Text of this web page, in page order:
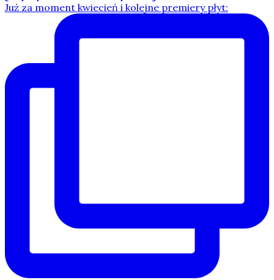
Już za moment kwiecień i kolejne premiery płyt: